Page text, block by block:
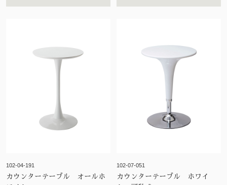
102-04-191
カウンターテーブル オールホ
102-07-051
カウンターテーブル ホワイ